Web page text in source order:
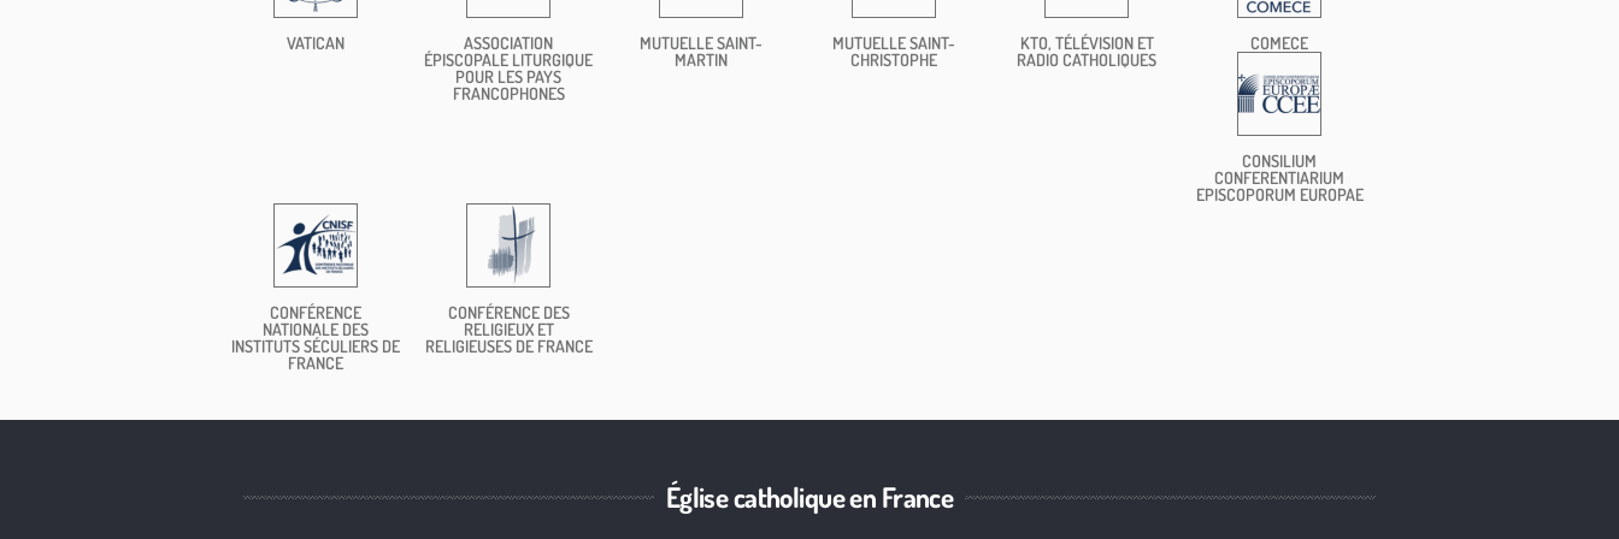
VATICAN
ASSOCIATION
ÉPISCOPALE LITURGIQUE
POUR LES PAYS
FRANCOPHONES
MUTUELLE SAINT-
MARTIN
MUTUELLE SAINT-
CHRISTOPHE
KTO, TÉLÉVISION ET
RADIO CATHOLIQUES
COMECE
CONSILIUM
CONFERENTIARIUM
EPISCOPORUM EUROPAE
CONFÉRENCE
NATIONALE DES
INSTITUTS SÉCULIERS DE
FRANCE
CONFÉRENCE DES
RELIGIEUX ET
RELIGIEUSES DE FRANCE
Église catholique en France